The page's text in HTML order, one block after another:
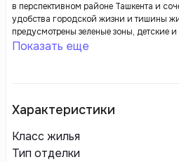
в перспективном районе Ташкента и
удобства городской жизни и тишины
предусмотрены зеленые зоны, детские
также объекты социальной
Показать еще
Характеристики
Класс жилья
Тип отделки